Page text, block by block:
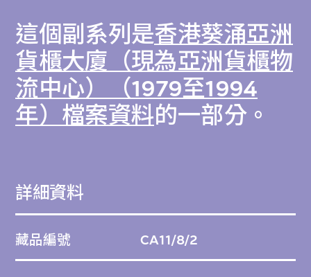
這個副系列是香港葵涌亞洲
貨櫃大廈（現為亞洲貨櫃物
流中心）（1979至1994
年）檔案資料的一部分。
詳細資料
藏品編號 CA11/8/2